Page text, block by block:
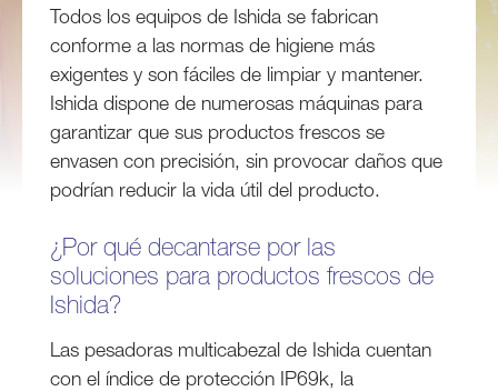
Todos los equipos de Ishida se fabrican
conforme a las normas de higiene más
exigentes y son fáciles de limpiar y mantener.
Ishida dispone de numerosas máquinas para
garantizar que sus productos frescos se
envasen con precisión, sin provocar daños que
podrían reducir la vida útil del producto.
¿Por qué decantarse por las
soluciones para productos frescos de
Ishida?
Las pesadoras multicabezal de Ishida cuentan
con el índice de protección IP69k, la